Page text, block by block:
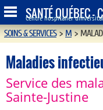
SANTÉ QUÉBEC -
Centre hospitalier
SOINS & SERVICES>M>
Maladies
Service des
Sainte-Justine